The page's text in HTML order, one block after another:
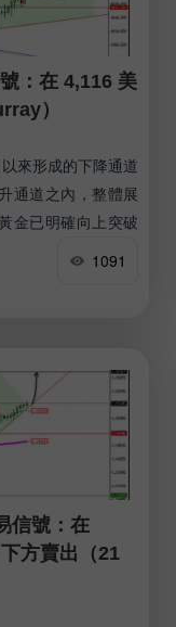
：在 4,116 美
）
來形成的下降通道
通道之內，整體展
金已明確向上突破
進行整理，因此在
攻接近 4,218 美元
1091
信號：在
方賣出（21